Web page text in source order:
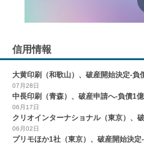
信用情報
大黄印刷（和歌山）、破産開始決定-負
07月28日
中長印刷（青森）、破産申請へ-負債1
06月17日
クリオインターナショナル（東京）、
06月02日
プリモほか1社（東京）、破産開始決